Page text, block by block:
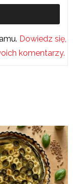
Dowiedz się,
komentarzy.